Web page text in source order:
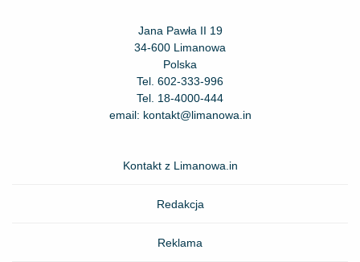
Jana Pawła II 19
34-600 Limanowa
Polska
Tel. 602-333-996
Tel. 18-4000-444
email: kontakt@limanowa.in
Kontakt z Limanowa.in
Redakcja
Reklama